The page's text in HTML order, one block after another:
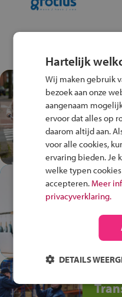
Test
Speel
en
In
plek!
op
Hartelijk
Wij maken gebruik
bezoek aan onze
aangenaam
ervoor dat alles op
daarom altijd aan.
voor alle cookies,
ervaring bieden. Je
welke typen
accepteren. Meer
privacyverklaring.
DETAILS